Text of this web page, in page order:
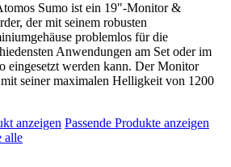
Sumo ist ein 19"-Monitor &
der mit seinem robusten
problemlos für die
Anwendungen am Set oder im
eingesetzt werden kann. Der Monitor
seiner maximalen Helligkeit von 1200
anzeigen Passende Produkte anzeigen
alle